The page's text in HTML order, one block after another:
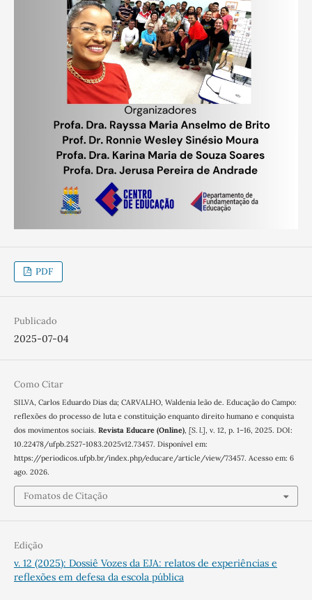
PDF
Publicado
2025-07-04
Como Citar
SILVA, Carlos Eduardo Dias da; CARVALHO, Waldenia leão de. Educação do Campo:
reflexões do processo de luta e constituição enquanto direito humano e conquista
dos movimentos sociais. Revista Educare (Online), [S. l.], v. 12, p. 1–16, 2025. DOI:
10.22478/ufpb.2527-1083.2025v12.73457. Disponível em:
https://periodicos.ufpb.br/index.php/educare/article/view/73457. Acesso em: 6
ago. 2026.
Fomatos de Citação
Edição
v. 12 (2025): Dossiê Vozes da EJA: relatos de experiências e
reflexões em defesa da escola pública